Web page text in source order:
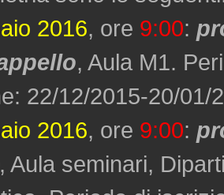
2016, ore 9:00:
, Aula M1.
22/12/2015-20/01/
2016, ore 9:00:
, Aula seminari,